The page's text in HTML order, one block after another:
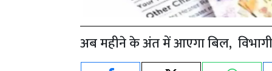
अब महीने के अंत में आएगा बिल,